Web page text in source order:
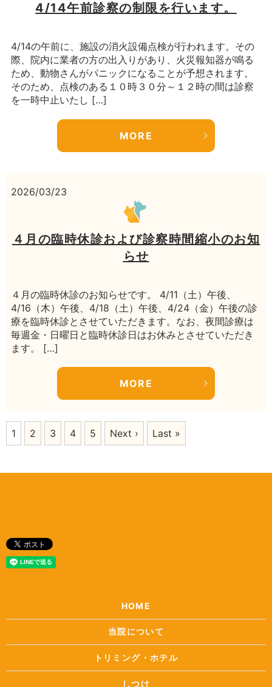
4/14午前診察の制限を行います。
4/14の午前に、施設の消火設備点検が行われます。その
際、院内に業者の方の出入りがあり、火災報知器が鳴る
ため、動物さんがパニックになることが予想されます。
そのため、点検のある１０時３０分～１２時の間は診察
を一時中止いたし […]
MORE
2026/03/23
４月の臨時休診および診察時間縮小のお知
らせ
４月の臨時休診のお知らせです。 4/11（土）午後、
4/16（木）午後、4/18（土）午後、4/24（金）午後の診
療を臨時休診とさせていただきます。なお、夜間診療は
毎週金・日曜日と臨時休診日はお休みとさせていただき
ます。 […]
MORE
1 2 3 4 5 Next › Last »
HOME
当院について
トリミング・ホテル
しつけ